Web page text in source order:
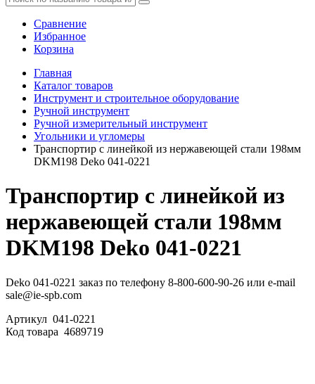
Сравнение
Избранное
Корзина
Главная
Каталог товаров
Инструмент и строительное оборудование
Ручной инструмент
Ручной измерительный инструмент
Угольники и угломеры
Транспортир с линейкой из нержавеющей стали 198мм
DKM198 Deko 041-0221
Транспортир с линейкой из
нержавеющей стали 198мм
DKM198 Deko 041-0221
Deko 041-0221 заказ по телефону 8-800-600-90-26 или e-mail
sale@ie-spb.com
Артикул 041-0221
Код товара 4689719